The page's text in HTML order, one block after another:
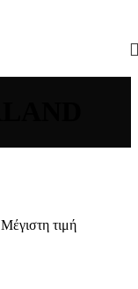
Μέγιστη τιμή